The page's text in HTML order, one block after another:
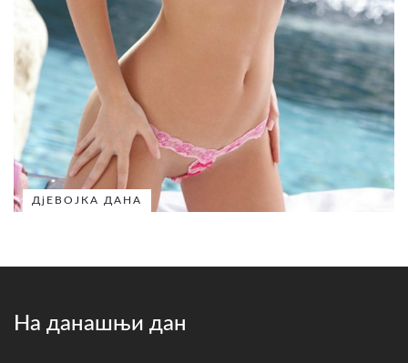
ДјЕВОЈКА ДАНА
На данашњи дан